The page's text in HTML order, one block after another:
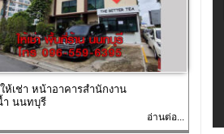
ห้เช่า หน้าอาคารสำนักงาน
นนทบุรี
อ่านต่อ...